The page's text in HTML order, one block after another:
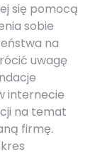
się pomocą
sobie
na
uwagę
internecie
na temat
firmę.